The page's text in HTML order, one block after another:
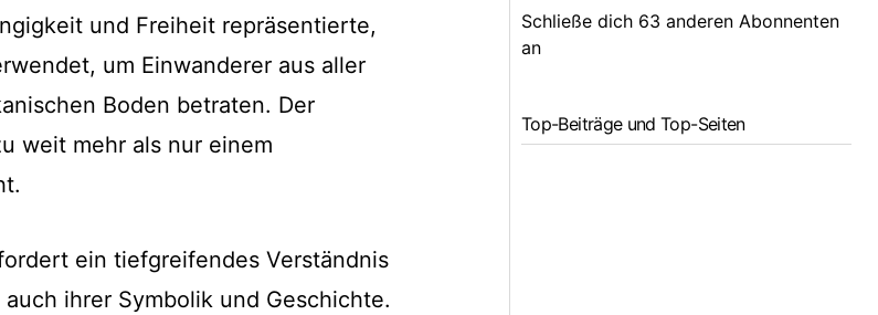
und Freiheit repräsentierte,
um Einwanderer aus aller
Boden betraten. Der
weit mehr als nur einem
ein tiefgreifendes Verständnis
ihrer Symbolik und Geschichte.
Schließe dich 63 anderen Abonnenten
an
Top-Beiträge und Top-Seiten